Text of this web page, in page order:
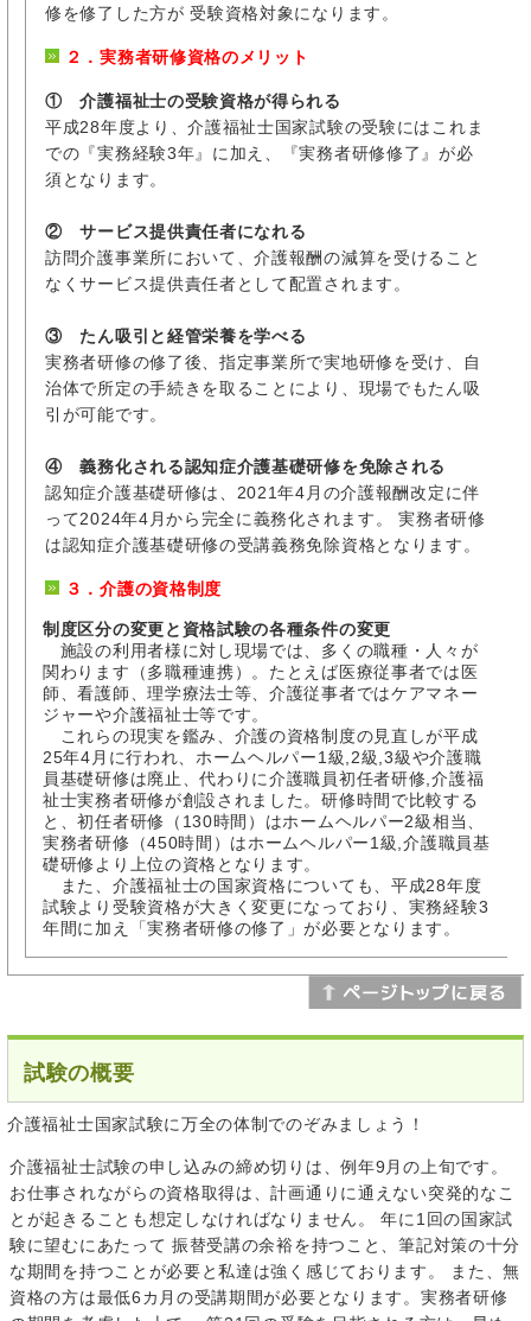
修を修了した方が 受験資格対象になります。
２．実務者研修資格のメリット
① 介護福祉士の受験資格が得られる
平成28年度より、介護福祉士国家試験の受験にはこれま
での『実務経験3年』に加え、『実務者研修修了』が必
須となります。
② サービス提供責任者になれる
訪問介護事業所において、介護報酬の減算を受けること
なくサービス提供責任者として配置されます。
③ たん吸引と経管栄養を学べる
実務者研修の修了後、指定事業所で実地研修を受け、自
治体で所定の手続きを取ることにより、現場でもたん吸
引が可能です。
④ 義務化される認知症介護基礎研修を免除される
認知症介護基礎研修は、2021年4月の介護報酬改定に伴
って2024年4月から完全に義務化されます。 実務者研修
は認知症介護基礎研修の受講義務免除資格となります。
３．介護の資格制度
制度区分の変更と資格試験の各種条件の変更
施設の利用者様に対し現場では、多くの職種・人々が
関わります（多職種連携）。たとえば医療従事者では医
師、看護師、理学療法士等、介護従事者ではケアマネー
ジャーや介護福祉士等です。
これらの現実を鑑み、介護の資格制度の見直しが平成
25年4月に行われ、ホームヘルパー1級,2級,3級や介護職
員基礎研修は廃止、代わりに介護職員初任者研修,介護福
祉士実務者研修が創設されました。研修時間で比較する
と、初任者研修（130時間）はホームヘルパー2級相当、
実務者研修（450時間）はホームヘルパー1級,介護職員基
礎研修より上位の資格となります。
また、介護福祉士の国家資格についても、平成28年度
試験より受験資格が大きく変更になっており、実務経験3
年間に加え「実務者研修の修了」が必要となります。
試験の概要
介護福祉士国家試験に万全の体制でのぞみましょう！
介護福祉士試験の申し込みの締め切りは、例年9月の上旬です。
お仕事されながらの資格取得は、計画通りに通えない突発的なこ
とが起きることも想定しなければなりません。 年に1回の国家試
験に望むにあたって 振替受講の余裕を持つこと、筆記対策の十分
な期間を持つことが必要と私達は強く感じております。 また、無
資格の方は最低6カ月の受講期間が必要となります。実務者研修